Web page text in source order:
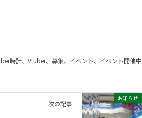
時計、Vtuber、募集、イベント、イベント開催中
お知らせ
次の記事